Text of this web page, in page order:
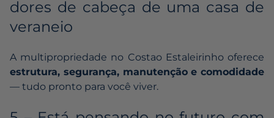
dores de cabeça de uma casa de
veraneio
A multipropriedade no Costao Estaleirinho oferece
estrutura, segurança, manutenção e comodidade
— tudo pronto para você viver.